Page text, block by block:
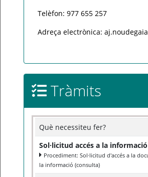
Telèfon: 977 655 257
Adreça electrònica:
Tràmits
Què necessiteu fer?
Sol·licitud accés a la
Procediment: Sol·licitud d'accés a la
la informació (consulta)